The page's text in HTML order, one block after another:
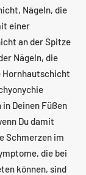
Nägeln, die
einer
an der Spitze
Nägeln, die
Hornhautschicht
Deinen Füßen
Du damit
Schmerzen im
die bei
können, sind